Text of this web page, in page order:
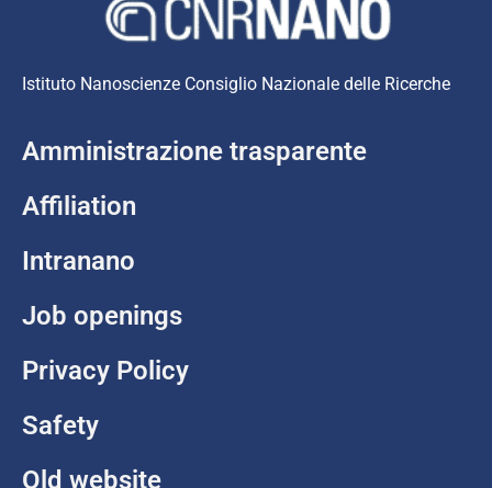
Istituto Nanoscienze Consiglio Nazionale delle Ricerche
Amministrazione trasparente
Affiliation
Intranano
Job openings
Privacy Policy
Safety
Old website